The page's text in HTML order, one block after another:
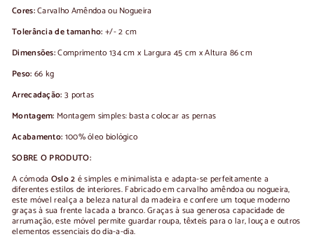
Cores:Carvalho Amêndoa ou Nogueira
Tolerância de tamanho: +/- 2 cm
Dimensões:Comprimento 134 cm x Largura 45 cm x Altura 86 cm
Peso: 66 kg
Arrecadação: 3 portas
Montagem: Montagem simples: basta colocar as pernas
Acabamento: 100% óleo biológico
SOBRE O PRODUTO:
A cómoda Oslo 2 é simples e minimalista e adapta-se perfeitamente a
diferentes estilos de interiores. Fabricado em carvalho amêndoa ou nogueira,
este móvel realça a beleza natural da madeira e confere um toque moderno
graças à sua frente lacada a branco. Graças à sua generosa capacidade de
arrumação, este móvel permite guardar roupa, têxteis para o lar, louça e outros
elementos essenciais do dia-a-dia.